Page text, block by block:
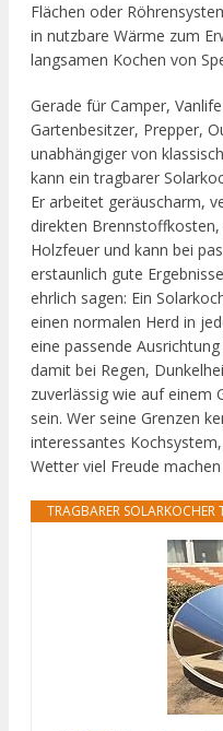
Flächen oder
in nutzbare Wärme zum
langsamen Kochen von
Gerade für Camper,
Gartenbesitzer, Prepper,
unabhängiger von
kann ein tragbarer
Er arbeitet geräuscharm,
direkten
Holzfeuer und kann bei
erstaunlich gute
ehrlich sagen: Ein
einen normalen Herd in
eine passende
damit bei Regen,
zuverlässig wie auf einem
sein. Wer seine Grenzen
interessantes
Wetter viel Freude machen
TRAGBARER